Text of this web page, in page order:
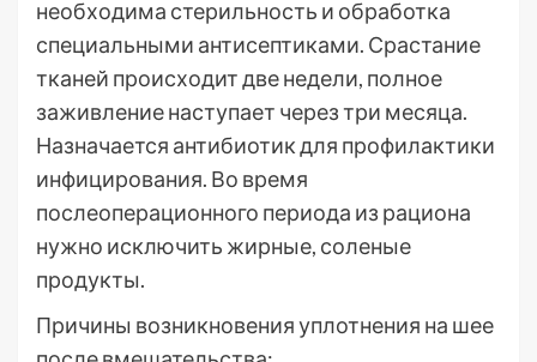
необходима стерильность и обработка
специальными антисептиками. Срастание
тканей происходит две недели, полное
заживление наступает через три месяца.
Назначается антибиотик для профилактики
инфицирования. Во время
послеоперационного периода из рациона
нужно исключить жирные, соленые
продукты.
Причины возникновения уплотнения на шее